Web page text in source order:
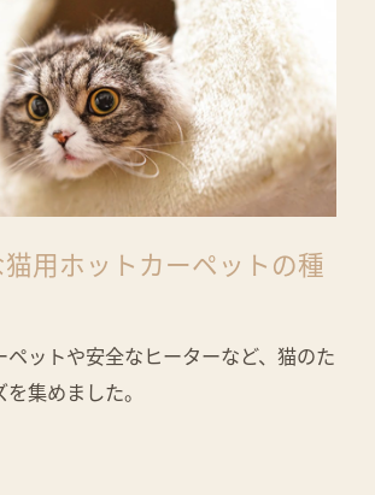
用ホットカーペットの種
ペットや安全なヒーターなど、猫のた
集めました。